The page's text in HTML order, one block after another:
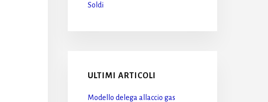
Soldi
ULTIMI ARTICOLI
Modello delega allaccio gas​